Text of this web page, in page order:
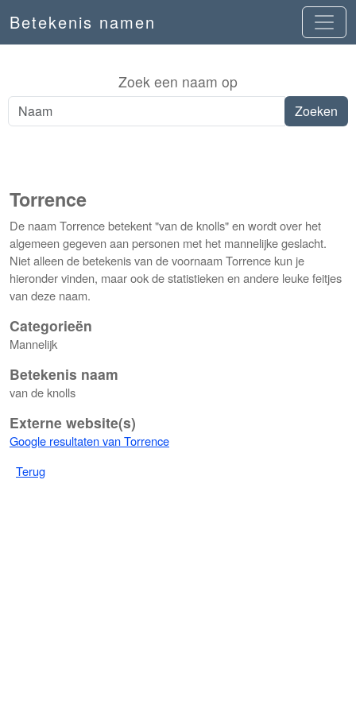
Betekenis namen
Zoek een naam op
Torrence
De naam Torrence betekent "van de knolls" en wordt over het
algemeen gegeven aan personen met het mannelijke geslacht.
Niet alleen de betekenis van de voornaam Torrence kun je
hieronder vinden, maar ook de statistieken en andere leuke feitjes
van deze naam.
Categorieën
Mannelijk
Betekenis naam
van de knolls
Externe website(s)
Google resultaten van Torrence
Terug